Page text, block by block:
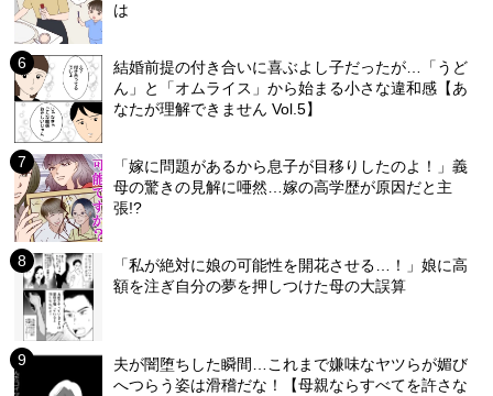
は
結婚前提の付き合いに喜ぶよし子だったが…「うど
ん」と「オムライス」から始まる小さな違和感【あ
なたが理解できません Vol.5】
「嫁に問題があるから息子が目移りしたのよ！」義
母の驚きの見解に唖然…嫁の高学歴が原因だと主
張!?
「私が絶対に娘の可能性を開花させる…！」娘に高
額を注ぎ自分の夢を押しつけた母の大誤算
夫が闇堕ちした瞬間…これまで嫌味なヤツらが媚び
へつらう姿は滑稽だな！【母親ならすべてを許さな